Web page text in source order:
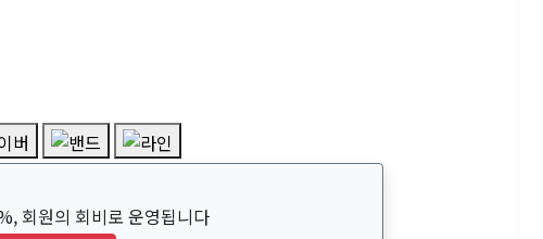
회원의 회비로 운영됩니다